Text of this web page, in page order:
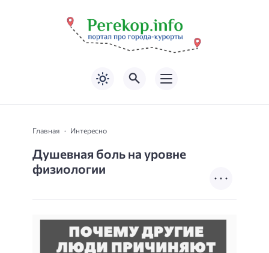
Главная Интересно
Душевная боль на уровне
физиологии